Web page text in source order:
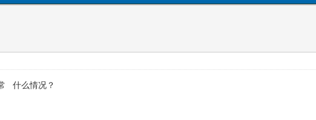
什么情况？